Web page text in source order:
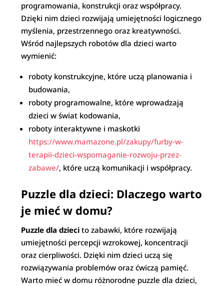
programowania, konstrukcji oraz współpracy.
Dzięki nim dzieci rozwijają umiejętności logicznego
myślenia, przestrzennego oraz kreatywności.
Wśród najlepszych robotów dla dzieci warto
wymienić:
roboty konstrukcyjne, które uczą planowania i
budowania,
roboty programowalne, które wprowadzają
dzieci w świat kodowania,
roboty interaktywne i maskotki
https://www.mamazone.pl/zakupy/furby-w-
terapii-dzieci-wspomaganie-rozwoju-przez-
zabawe/, które uczą komunikacji i współpracy.
Puzzle dla dzieci: Dlaczego warto
je mieć w domu?
Puzzle dla dzieci to zabawki, które rozwijają
umiejętności percepcji wzrokowej, koncentracji
oraz cierpliwości. Dzięki nim dzieci uczą się
rozwiązywania problemów oraz ćwiczą pamięć.
Warto mieć w domu różnorodne puzzle dla dzieci,